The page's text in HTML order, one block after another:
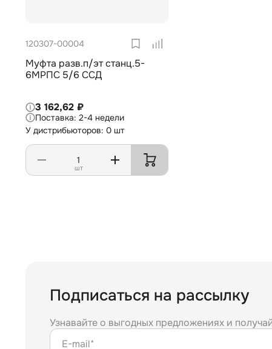
120307-00004
Муфта разв.п/эт станц.5-
6МРПС 5/6 ССД
3 162,62 ₽
2-4 недели
У дистрибьюторов: 0 шт
шт
Подписаться на рассылку
Узнавайте о выгодных предложениях и
E-mail*